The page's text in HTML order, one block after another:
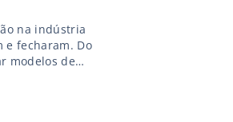
na indústria
e fecharam. Do
modelos de